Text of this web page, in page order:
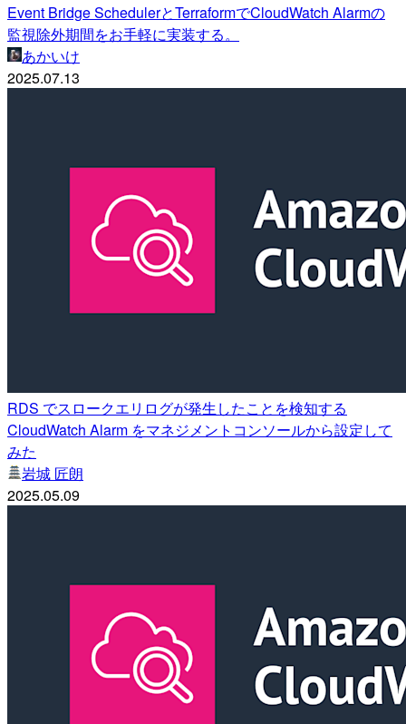
Event Bridge SchedulerとTerraformでCloudWatch Alarmの
監視除外期間をお手軽に実装する。
あかいけ
2025.07.13
RDS でスロークエリログが発生したことを検知する
CloudWatch Alarm をマネジメントコンソールから設定して
みた
岩城 匠朗
2025.05.09